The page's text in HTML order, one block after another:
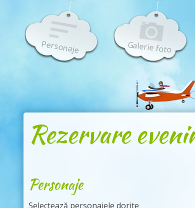
Personaje Galerie foto
Rezervare
Personaje
Selectează personajele dorite